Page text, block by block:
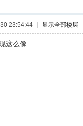
23:54:44 显示全部楼层
这么像……